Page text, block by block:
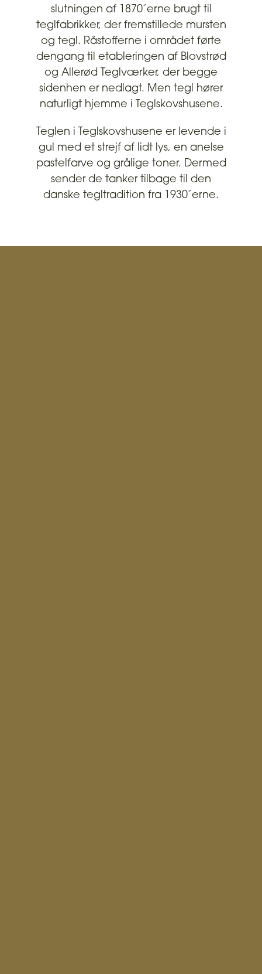
slutningen af 1870´erne brugt til
teglfabrikker, der fremstillede mursten
og tegl. Råstofferne i området førte
dengang til etableringen af Blovstrød
og Allerød Teglværker, der begge
sidenhen er nedlagt. Men tegl hører
naturligt hjemme i Teglskovshusene.
Teglen i Teglskovshusene er levende i
gul med et strejf af lidt lys, en anelse
pastelfarve og grålige toner. Dermed
sender de tanker tilbage til den
danske tegltradition fra 1930´erne.